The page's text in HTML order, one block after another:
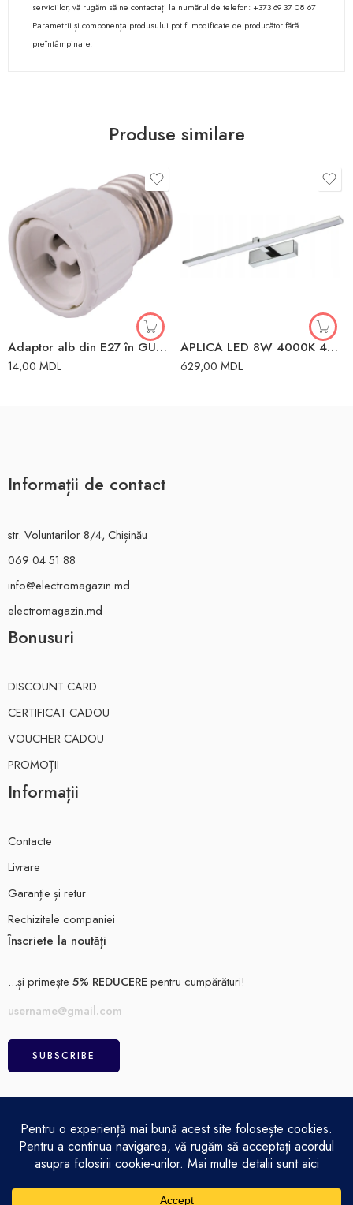
serviciilor, vă rugăm să ne contactați la numărul de telefon: +373 69 37 08 67
Parametrii și componența produsului pot fi modificate de producător fără
preîntâmpinare.
Produse similare
Adaptor alb din E27 în GU10 Enext
14,00 MDL
APLICA LED 8W 4000K 40CM IP44 CROM KEIRA
629,00 MDL
Informații de contact
str. Voluntarilor 8/4, Chișinău
069 04 51 88
info@electromagazin.md
electromagazin.md
Bonusuri
DISCOUNT CARD
CERTIFICAT CADOU
VOUCHER CADOU
PROMOȚII
Informații
Contacte
Livrare
Garanție și retur
Rechizitele companiei
Înscriete la noutăți
...și primește 5% REDUCERE pentru cumpărături!
ELECTRO MAGAZIN SRL© 2026
Achitare Politică de confidențialitate Termeni și condiții